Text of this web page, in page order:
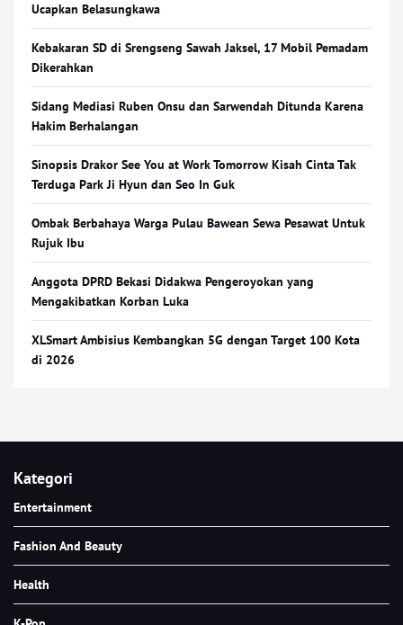
Ucapkan Belasungkawa
Kebakaran SD di Srengseng Sawah Jaksel, 17 Mobil Pemadam
Dikerahkan
Sidang Mediasi Ruben Onsu dan Sarwendah Ditunda Karena
Hakim Berhalangan
Sinopsis Drakor See You at Work Tomorrow Kisah Cinta Tak
Terduga Park Ji Hyun dan Seo In Guk
Ombak Berbahaya Warga Pulau Bawean Sewa Pesawat Untuk
Rujuk Ibu
Anggota DPRD Bekasi Didakwa Pengeroyokan yang
Mengakibatkan Korban Luka
XLSmart Ambisius Kembangkan 5G dengan Target 100 Kota
di 2026
Kategori
Entertainment
Fashion And Beauty
Health